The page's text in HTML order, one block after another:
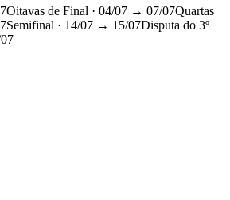
Oitavas de Final · 04/07 → 07/07Quartas
Semifinal · 14/07 → 15/07Disputa do 3º